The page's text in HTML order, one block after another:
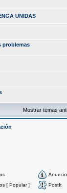
UNIDAS
problemas
Mostrar temas
Anuncio
[ Popular ]
PostIt